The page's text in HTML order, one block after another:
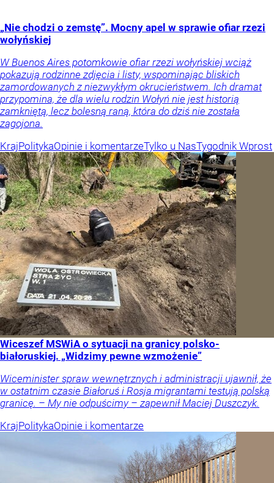
„Nie chodzi o zemstę”. Mocny apel w sprawie ofiar rzezi
wołyńskiej
W Buenos Aires potomkowie ofiar rzezi wołyńskiej wciąż
pokazują rodzinne zdjęcia i listy, wspominając bliskich
zamordowanych z niezwykłym okrucieństwem. Ich dramat
przypomina, że dla wielu rodzin Wołyń nie jest historią
zamkniętą, lecz bolesną raną, która do dziś nie została
zagojona.
KrajPolitykaOpinie i komentarzeTylko u NasTygodnik Wprost
Wiceszef MSWiA o sytuacji na granicy polsko-
białoruskiej. „Widzimy pewne wzmożenie”
Wiceminister spraw wewnętrznych i administracji ujawnił, że
w ostatnim czasie Białoruś i Rosja migrantami testują polską
granicę. – My nie odpuścimy – zapewnił Maciej Duszczyk.
KrajPolitykaOpinie i komentarze